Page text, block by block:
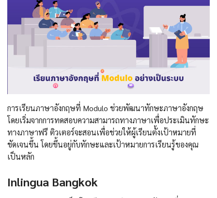
การเรียนภาษาอังกฤษที่ Modulo ช่วยพัฒนาทักษะภาษาอังกฤษ
โดยเริ่มจากการทดสอบความสามารถทางภาษาเพื่อประเมินทักษะ
ทางภาษาฟรี ติวเตอร์จะสอนเพื่อช่วยให้ผู้เรียนตั้งเป้าหมายที่
ชัดเจนขึ้น โดยขึ้นอยู่กับทักษะและเป้าหมายการเรียนรู้ของคุณ
เป็นหลัก
Inlingua Bangkok